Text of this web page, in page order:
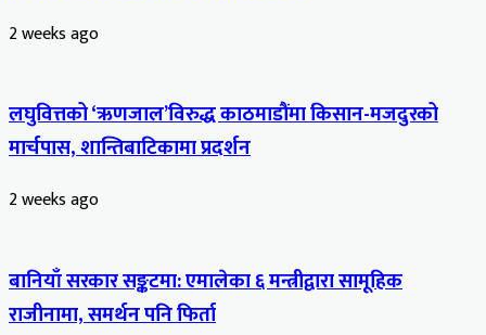
2 weeks ago
लघुवित्तको ‘ऋणजाल’विरुद्ध काठमाडौंमा किसान-मजदुरको
मार्चपास, शान्तिबाटिकामा प्रदर्शन
2 weeks ago
बानियाँ सरकार सङ्कटमा: एमालेका ६ मन्त्रीद्वारा सामूहिक
राजीनामा, समर्थन पनि फिर्ता